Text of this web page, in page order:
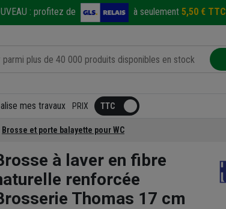
: profitez de à seulement 5,50 € TTC
mes travaux PRIX
Brosse et porte balayette pour WC
à laver en fibre
renforcée
Thomas 17 cm